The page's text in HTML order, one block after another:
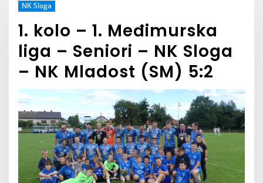
NK Sloga
1. kolo – 1. Međimurska
liga – Seniori – NK Sloga
– NK Mladost (SM) 5:2